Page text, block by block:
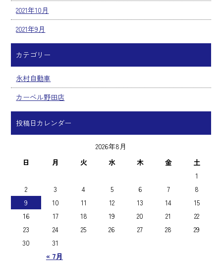
2021年10月
2021年9月
カテゴリー
永村自動車
カーベル野田店
投稿日カレンダー
2026年8月
日
月 火 水 木 金 土
« 7月
1
2
3 4 5 6 7
8
9
10 11 12 13 14
15
16
17 18 19 20 21
22
23
24 25 26 27 28
29
30
31